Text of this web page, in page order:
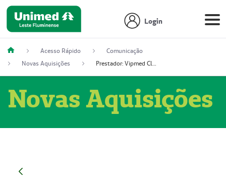
Login
Acesso Rápido
Comunicação
Novas Aquisições
Prestador: Vipmed Clínica Geral Ltda, 51004349-0 (Nome Fantasia: Policlínica Master)
Novas Aquisições